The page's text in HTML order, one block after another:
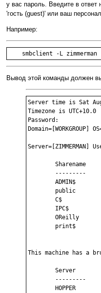
у вас пароль. Введите в ответ
'гость (guest)' или ваш
Например:
Вывод этой команды должен
Server time is Sat
Timezone is UTC+10.0
Password:
Server=[ZIMMERMAN]
Sharename
---------
ADMIN$
public
C$
IPC$
OReilly
print$
This machine has a
Server
---------
HOPPER